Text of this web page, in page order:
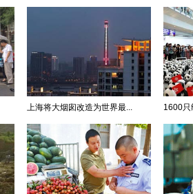
上海将大烟囱改造为世界最... 1600只